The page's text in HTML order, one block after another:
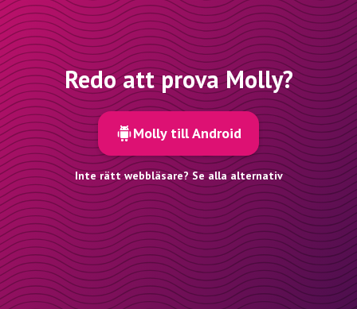
Redo att prova Molly?
Molly till Android
Inte rätt webbläsare? Se alla alternativ